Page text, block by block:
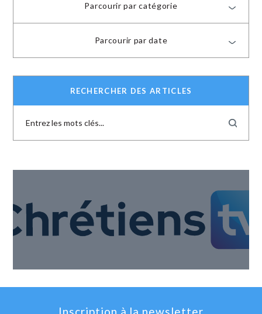
Parcourir par catégorie
Parcourir par date
RECHERCHER DES ARTICLES